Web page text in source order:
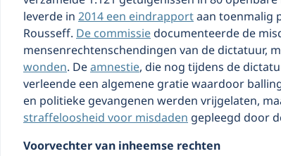
leverde in2014 een eindrapportaan toenmalig
Rousseff.De commissiedocumenteerde de
mensenrechtenschendingen van de dictatuur,
wonden. Deamnestie, die nog tijdens de
verleende een algemene gratie waardoor
en politieke gevangenen werden vrijgelaten,
straffeloosheid voor misdadengepleegd door
Voorvechter van inheemse rechten